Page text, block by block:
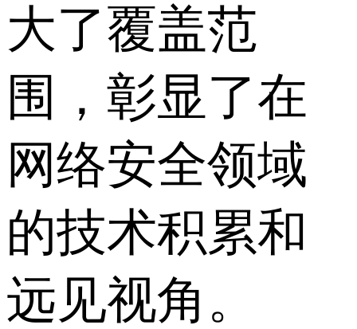
大了覆盖范
围，彰显了在
网络安全领域
的技术积累和
远见视角。